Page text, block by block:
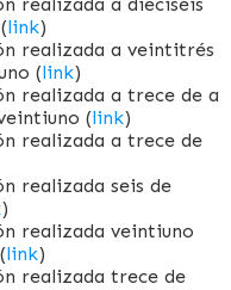
realizada a dieciséis
link)
realizada a veintitrés
(link)
realizada a trece de a
(link)
realizada a trece de
realizada seis de
)
realizada veintiuno
link)
realizada trece de